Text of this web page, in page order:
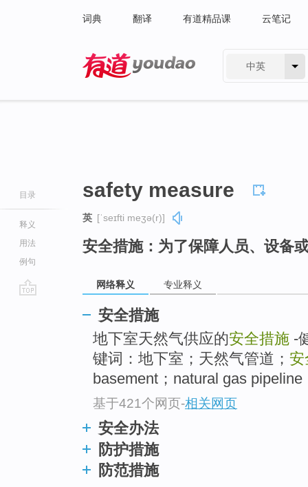
词典 翻译 有道精品课 云笔记
中英
目录
释义
用法
例句
safety measure
英 [ˈseɪfti meʒə(r)]
安全措施：为了保障人员、设备
网络释义 专业释义
安全措施
地下室天然气供应的安全措施 -
键词：地下室；天然气管道； 安
basement；natural gas pipeline
基于421个网页-相关网页
安全办法
防护措施
防范措施